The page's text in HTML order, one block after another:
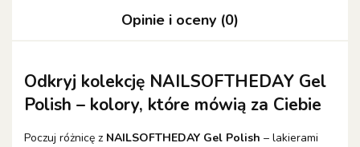
Opinie i oceny (0)
Odkryj kolekcję NAILSOFTHEDAY Gel
Polish – kolory, które mówią za Ciebie
Poczuj różnicę z NAILSOFTHEDAY Gel Polish – lakierami